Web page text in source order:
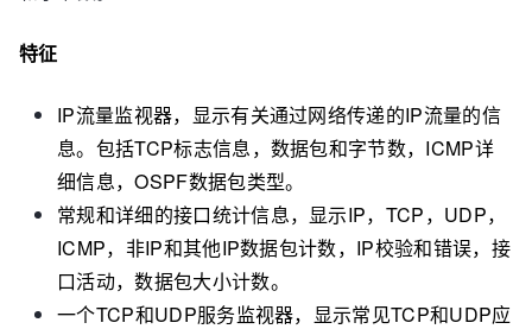
特征
IP流量监视器，显示有关通过网络传递的IP流量的信
息。包括TCP标志信息，数据包和字节数，ICMP详
细信息，OSPF数据包类型。
常规和详细的接口统计信息，显示IP，TCP，UDP，
ICMP，非IP和其他IP数据包计数，IP校验和错误，接
口活动，数据包大小计数。
一个TCP和UDP服务监视器，显示常见TCP和UDP应